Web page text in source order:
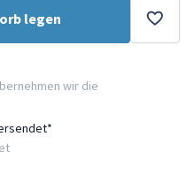
legen
wir die